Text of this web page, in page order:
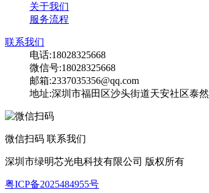
关于我们
服务流程
联系我们
电话:18028325668
微信号:18028325668
邮箱:2337035356@qq.com
地址:深圳市福田区沙头街道天安社区泰
微信扫码 联系我们
深圳市绿明芯光电科技有限公司 版权所有
粤ICP备2025484955号